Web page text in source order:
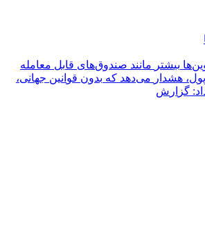
ینها بیشتر مانند صندوقهای قابل معامله
پول، هشد ر میدهد که بدون قو نین جهانی،
د: گز ر ش